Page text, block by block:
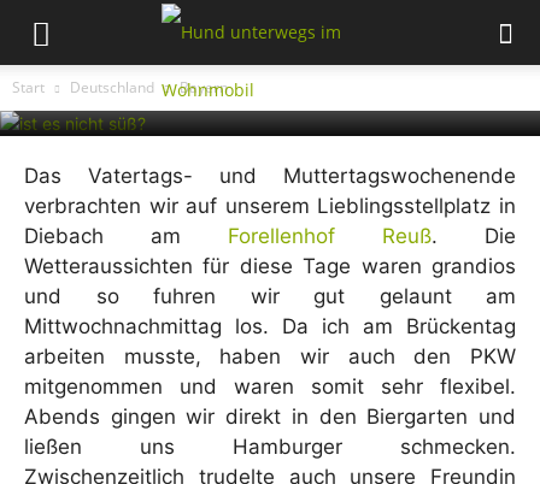
Start Deutschland Bayern
Das Vatertags- und Muttertagswochenende
verbrachten wir auf unserem Lieblingsstellplatz in
Diebach am Forellenhof Reuß. Die
Wetteraussichten für diese Tage waren grandios
und so fuhren wir gut gelaunt am
Mittwochnachmittag los. Da ich am Brückentag
arbeiten musste, haben wir auch den PKW
mitgenommen und waren somit sehr flexibel.
Abends gingen wir direkt in den Biergarten und
ließen uns Hamburger schmecken.
Zwischenzeitlich trudelte auch unsere Freundin